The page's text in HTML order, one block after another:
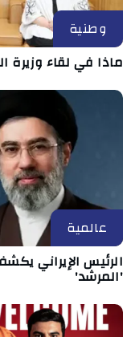
وطنية
ماذا في لقاء وزيرة
عالمية
الرئيس الإيراني
'المرشد'